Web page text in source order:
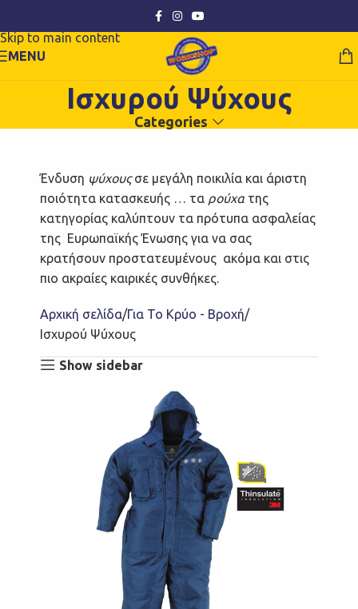
Skip to main content
MENU
Ισχυρού Ψύχους
Categories
Ένδυση ψύχουςσε μεγάλη ποικιλία και άριστη
ποιότητα κατασκευής … τα ρούχα της
κατηγορίας καλύπτουν τα πρότυπα ασφαλείας
της Ευρωπαϊκής Ένωσης για να σας
κρατήσουν προστατευμένους ακόμα και στις
πιο ακραίες καιρικές συνθήκες.
Αρχική σελίδα Για Το Κρύο - Βροχή
Ισχυρού Ψύχους
Show sidebar